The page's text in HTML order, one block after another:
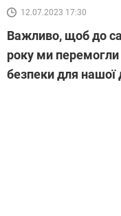
12.07.2023 17:30
Важливо, щоб до
року ми перемогли
безпеки для